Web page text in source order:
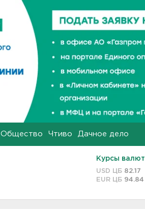
Общество Чтиво Дачное дело
Курсы валют
USD ЦБ 82.17
EUR ЦБ 94.84